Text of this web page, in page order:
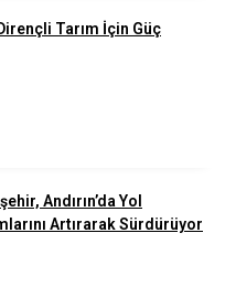
Tarım İçin Güç
Andırın’da Yol
Artırarak Sürdürüyor